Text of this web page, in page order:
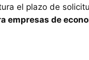
el plazo de
empresas de